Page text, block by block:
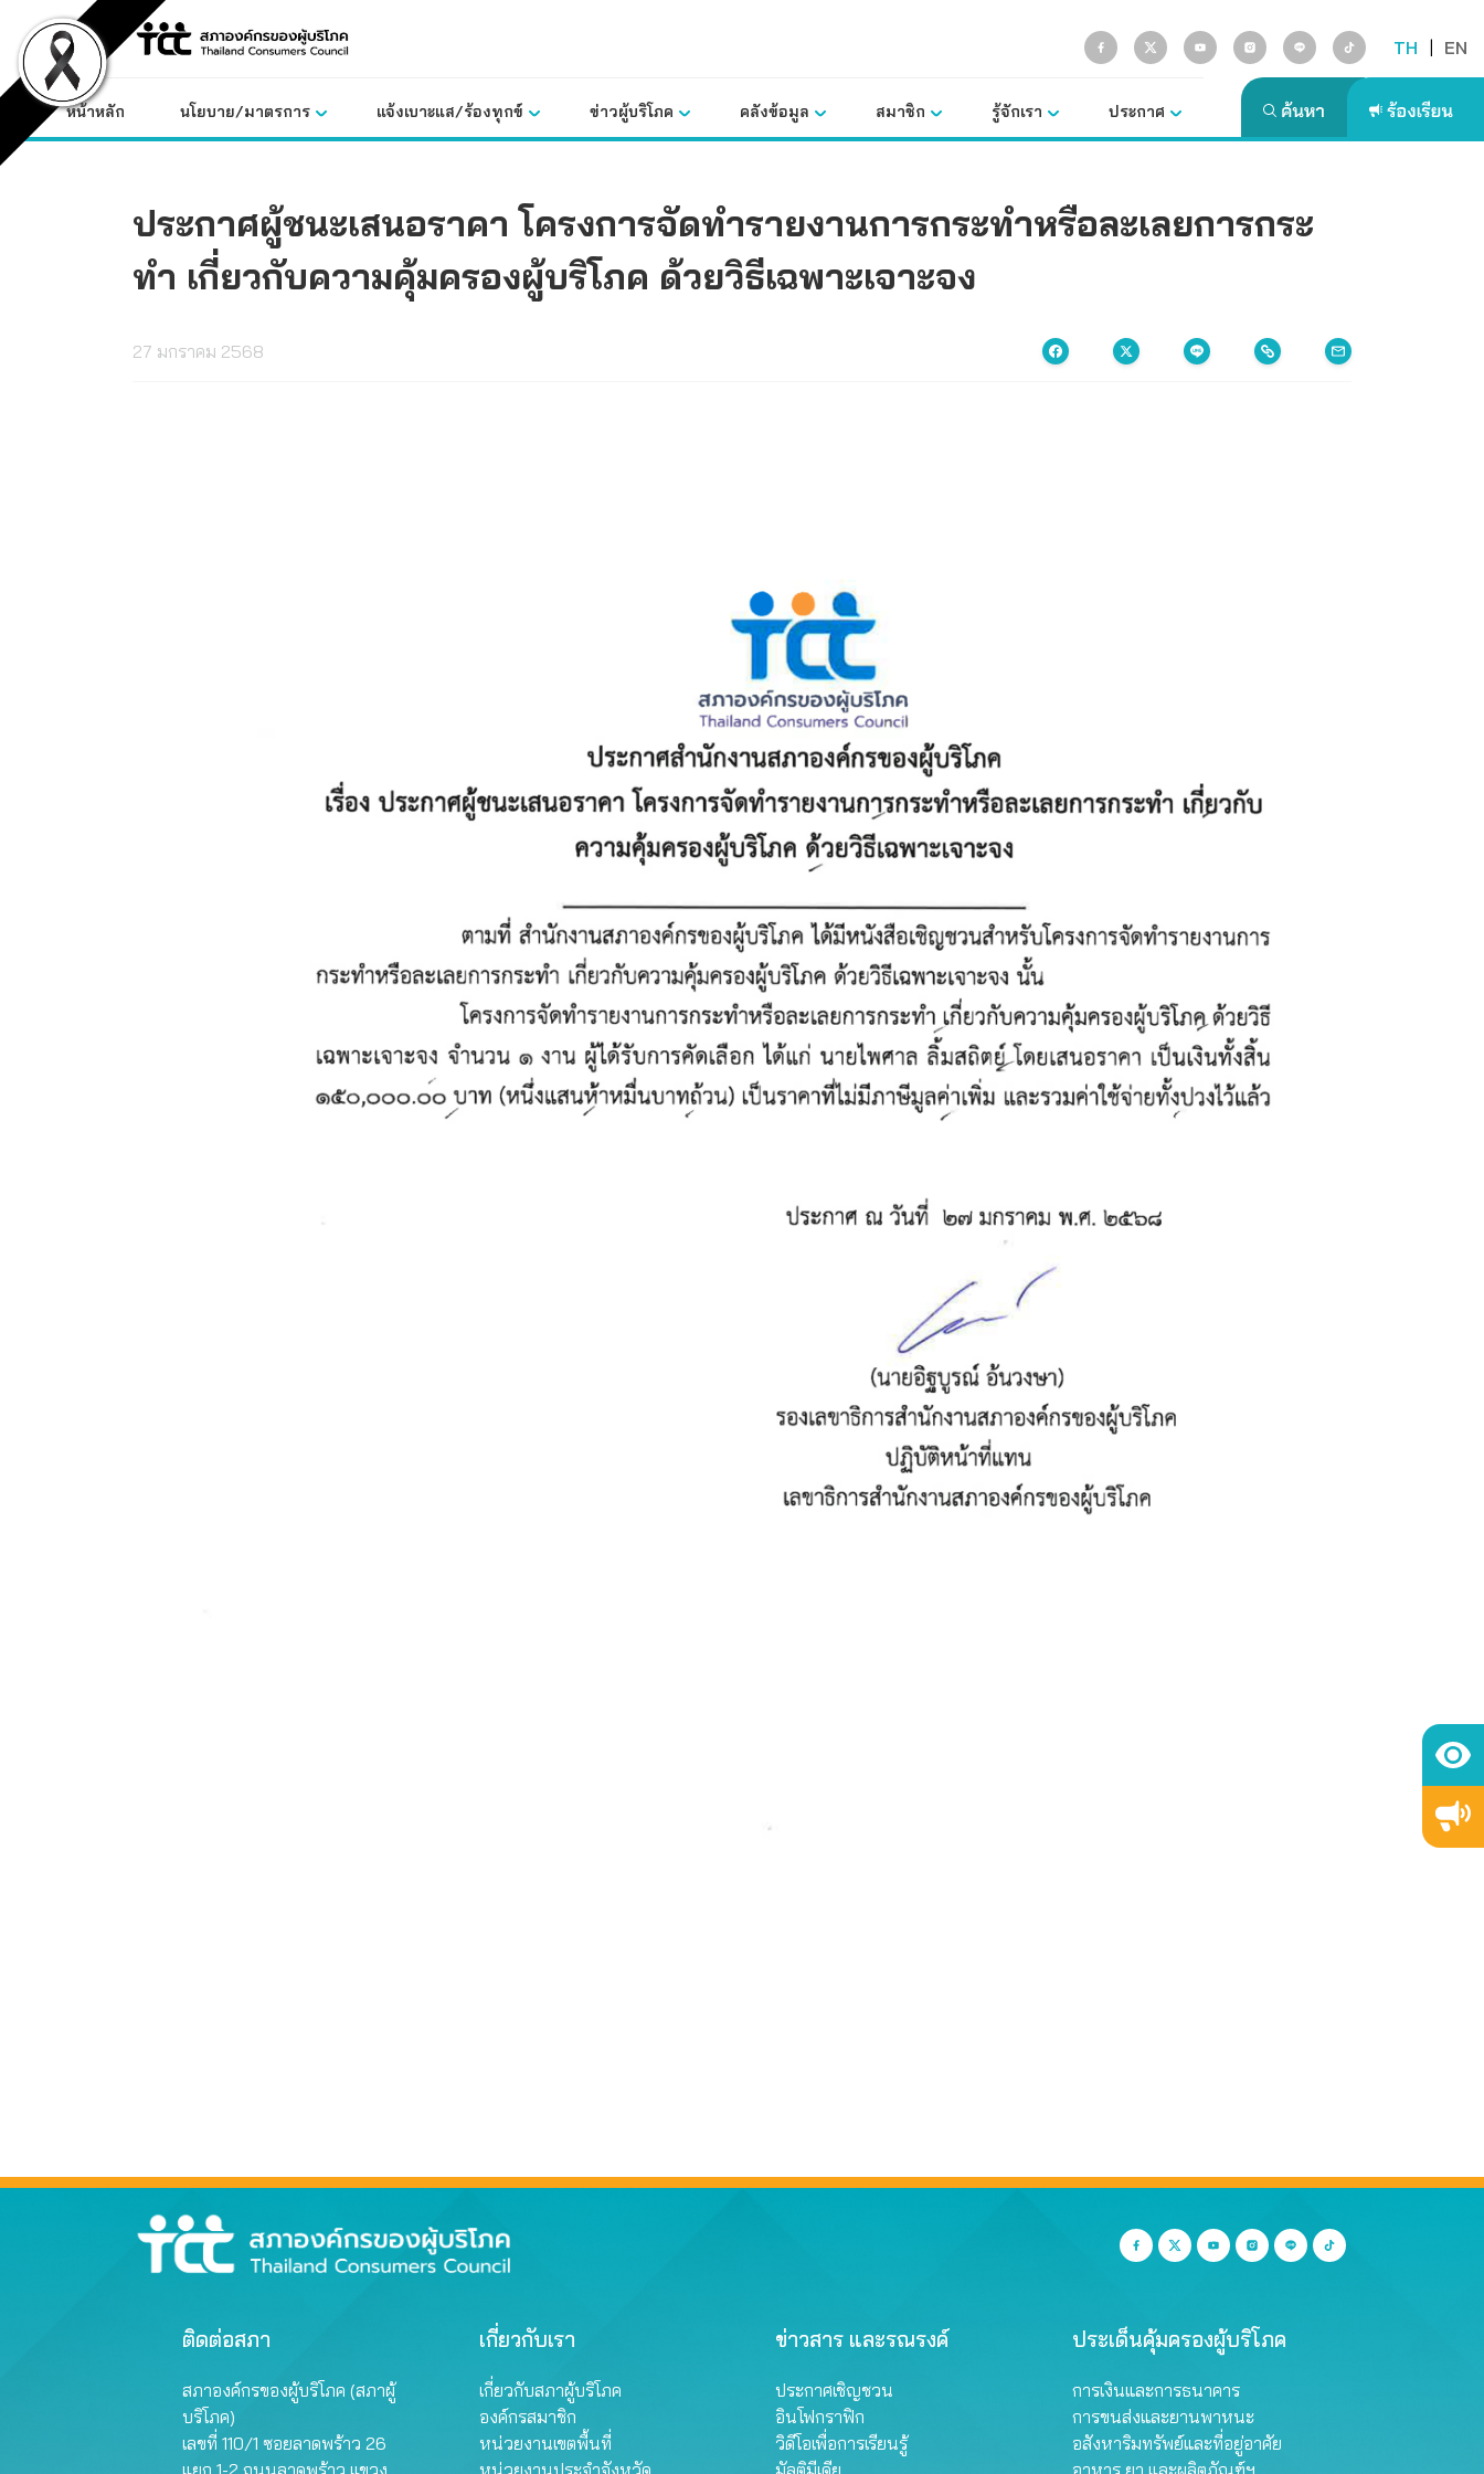
content
TH | EN
หน้าหลัก นโยบาย/มาตรการ แจ้งเบาะแส/ร้องทุกข์ ข่าวผู้บริโภค คลังข้อมูล สมาชิก รู้จักเรา ประกาศ
ประกาศผู้ชนะเสนอราคา โครงการจัดทำรายงานการกระทำหรือละเลยการกระ
ทำ เกี่ยวกับความคุ้มครองผู้บริโภค ด้วยวิธีเฉพาะเจาะจง
27 มกราคม 2568
ติดต่อสภา
สภาองค์กรของผู้บริโภค (สภาผู้
บริโภค)
เลขที่ 110/1 ซอยลาดพร้าว 26
เกี่ยวกับเรา
เกี่ยวกับสภาผู้บริโภค
องค์กรสมาชิก
หน่วยงานเขตพื้นที่
ข่าวสาร และรณรงค์
ประกาศเชิญชวน
อินโฟกราฟิก
วิดีโอเพื่อการเรียนรู้
ประเด็นคุ้มครองผู้บริโภค
การเงินและการธนาคาร
การขนส่งและยานพาหนะ
อสังหาริมทรัพย์และที่อยู่อาศัย